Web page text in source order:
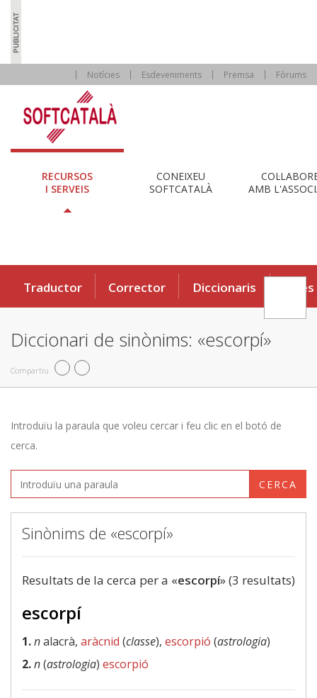
Notícies Esdeveniments Premsa Fòrums
RECURSOS
I SERVEIS
CONEIXEU
SOFTCATALÀ
AMB
Traductor Corrector Diccionaris Eines
Diccionari de sinònims: «escorpí»
Compartiu
Introduïu la paraula que voleu cercar i feu clic en el botó de
cerca.
CERCA
Sinònims de «escorpí»
Resultats de la cerca per a «escorpí» (3 resultats)
escorpí
1.nalacrà, aràcnid (classe), escorpió (astrologia)
2.n(astrologia) escorpió